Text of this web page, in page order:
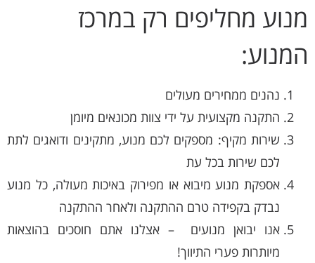
מנוע מחליפים רק במרכז
המנוע:
נהנים ממחירים מעולים
התקנה מקצועית על ידי צוות מכונאים מיומן
שירות מקיף: מספקים לכם מנוע, מתקינים ודואגים לתת
לכם שירות בכל עת
אספקת מנוע מיבוא או מפירוק באיכות מעולה, כל מנוע
נבדק בקפידה טרם ההתקנה ולאחר ההתקנה
אנו יבואן מנועים – אצלנו אתם חוסכים בהוצאות
מיותרות פערי התיווך!